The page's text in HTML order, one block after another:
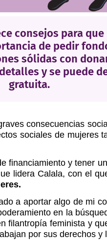
consejos para
de pedir
sólidas con
y se puede
gratuita.
consecuencias
sociales de mujeres
financiamiento y tener
lidera Calala, con el
a aportar algo de mi
en la
filantropía feminista y
por sus derechos y